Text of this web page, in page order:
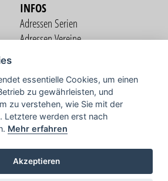
INFOS
Adressen Serien
Adressen Vereine
COMMUNITY
TV
essentielle Cookies, um einen
zu gewährleisten, und
zu verstehen, wie Sie mit der
Letztere werden erst nach
Mehr erfahren
Akzeptieren